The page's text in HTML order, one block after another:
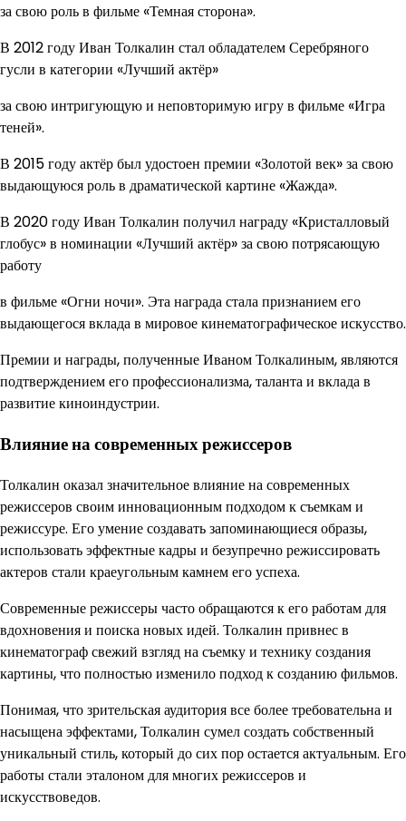
за свою роль в фильме «Темная сторона».
В 2012 году Иван Толкалин стал обладателем Серебряного
гусли в категории «Лучший актёр»
за свою интригующую и неповторимую игру в фильме «Игра
теней».
В 2015 году актёр был удостоен премии «Золотой век» за свою
выдающуюся роль в драматической картине «Жажда».
В 2020 году Иван Толкалин получил награду «Кристалловый
глобус» в номинации «Лучший актёр» за свою потрясающую
работу
в фильме «Огни ночи». Эта награда стала признанием его
выдающегося вклада в мировое кинематографическое искусство.
Премии и награды, полученные Иваном Толкалиным, являются
подтверждением его профессионализма, таланта и вклада в
развитие киноиндустрии.
Влияние на современных режиссеров
Толкалин оказал значительное влияние на современных
режиссеров своим инновационным подходом к съемкам и
режиссуре. Его умение создавать запоминающиеся образы,
использовать эффектные кадры и безупречно режиссировать
актеров стали краеугольным камнем его успеха.
Современные режиссеры часто обращаются к его работам для
вдохновения и поиска новых идей. Толкалин привнес в
кинематограф свежий взгляд на съемку и технику создания
картины, что полностью изменило подход к созданию фильмов.
Понимая, что зрительская аудитория все более требовательна и
насыщена эффектами, Толкалин сумел создать собственный
уникальный стиль, который до сих пор остается актуальным. Его
работы стали эталоном для многих режиссеров и
искусствоведов.